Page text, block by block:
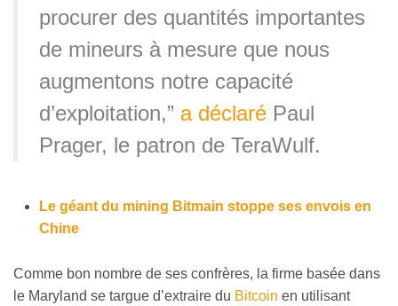
procurer des quantités importantes
de mineurs à mesure que nous
augmentons notre capacité
d’exploitation,” a déclaré Paul
Prager, le patron de TeraWulf.
Le géant du mining Bitmain stoppe ses envois en
Chine
Comme bon nombre de ses confrères, la firme basée dans
le Maryland se targue d’extraire du Bitcoin en utilisant